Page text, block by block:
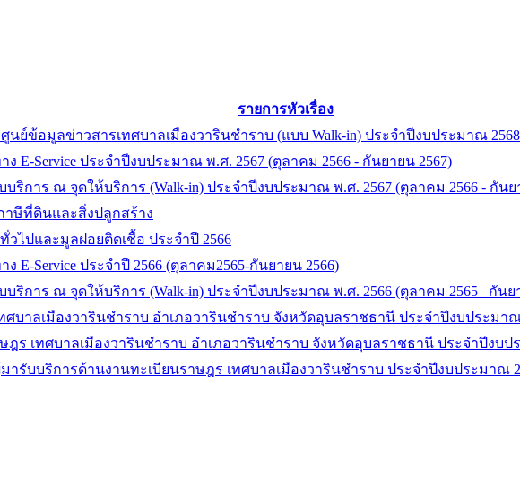
รายการหัวเรื่อง
ย์ข้อมูลข่าวสารเทศบาลเมืองวารินชำราบ (แบบ Walk-in) ประจำปีงบประมาณ 2568
E-Service ประจำปีงบประมาณ พ.ศ. 2567 (ตุลาคม 2566 - กันยายน 2567)
ริการ ณ จุดให้บริการ (Walk-in) ประจำปีงบประมาณ พ.ศ. 2567 (ตุลาคม 2566 - กันย
าษีที่ดินและสิ่งปลูกสร้าง
ไปและมูลฝอยติดเชื้อ ประจำปี 2566
E-Service ประจำปี 2566 (ตุลาคม2565-กันยายน 2566)
ริการ ณ จุดให้บริการ (Walk-in) ประจำปีงบประมาณ พ.ศ. 2566 (ตุลาคม 2565– กันย
บาลเมืองวารินชำราบ อำเภอวารินชำราบ จังหวัดอุบลราชธานี ประจำปีงบประมาณ
ร เทศบาลเมืองวารินชำราบ อำเภอวารินชำราบ จังหวัดอุบลราชธานี ประจำปีงบป
ารับบริการด้านงานทะเบียนราษฎร เทศบาลเมืองวารินชำราบ ประจำปีงบประมาณ